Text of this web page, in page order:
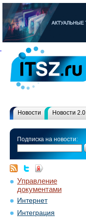
Новости Новости 2.0
Подписка на новости:
Управление
документами
Интернет
Интеграция